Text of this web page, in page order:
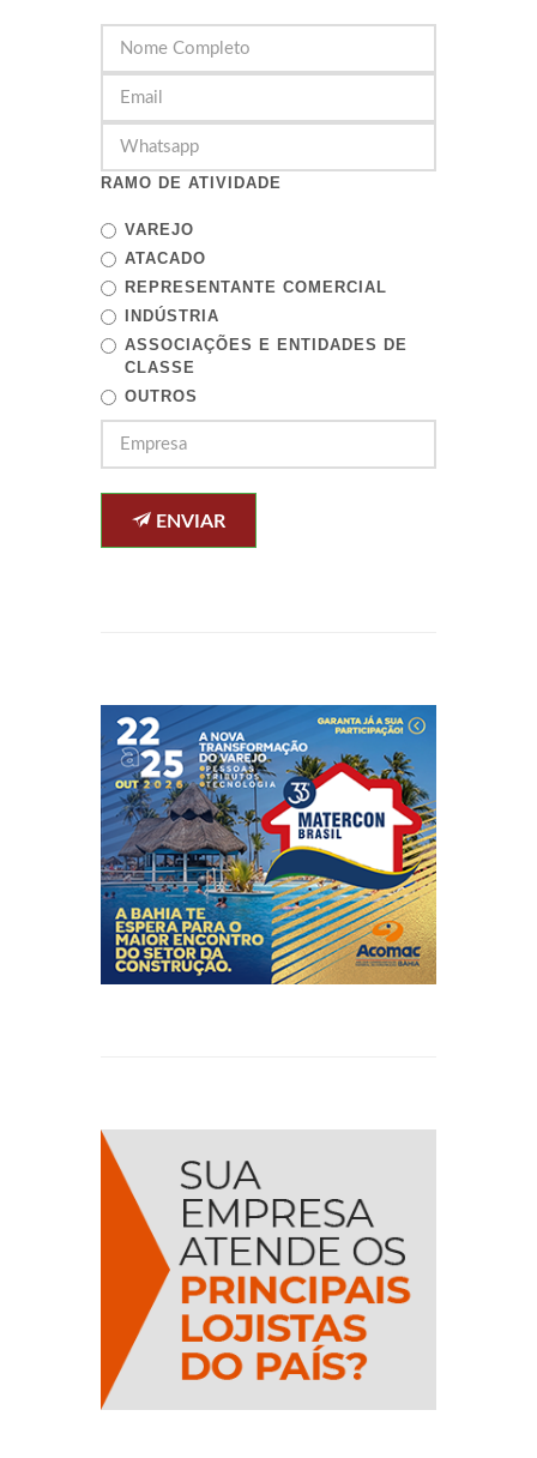
RAMO DE ATIVIDADE
VAREJO
ATACADO
REPRESENTANTE COMERCIAL
INDÚSTRIA
ASSOCIAÇÕES E ENTIDADES DE
CLASSE
OUTROS
ENVIAR